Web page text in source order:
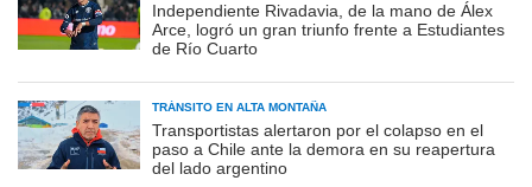
Independiente Rivadavia, de la mano de Álex
Arce, logró un gran triunfo frente a Estudiantes
de Río Cuarto
TRÁNSITO EN ALTA MONTAÑA
Transportistas alertaron por el colapso en el
paso a Chile ante la demora en su reapertura
del lado argentino